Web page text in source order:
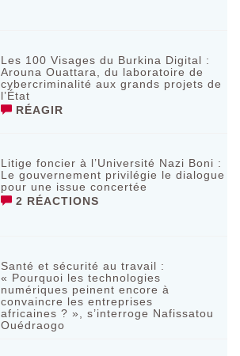
Les 100 Visages du Burkina Digital :
Arouna Ouattara, du laboratoire de
cybercriminalité aux grands projets de
l’État
RÉAGIR
Litige foncier à l’Université Nazi Boni :
Le gouvernement privilégie le dialogue
pour une issue concertée
2 RÉACTIONS
Santé et sécurité au travail :
« Pourquoi les technologies
numériques peinent encore à
convaincre les entreprises
africaines ? », s’interroge Nafissatou
Ouédraogo